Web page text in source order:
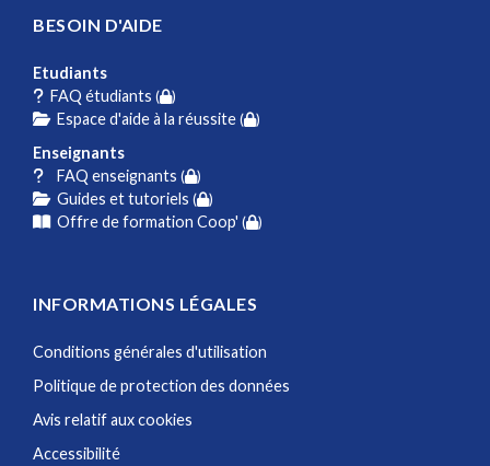
BESOIN D'AIDE
Etudiants
FAQ étudiants ( )
Espace d'aide à la réussite( )
Enseignants
FAQ enseignants ( )
Guides et tutoriels ( )
Offre de formation Coop' ( )
INFORMATIONS LÉGALES
Conditions générales d'utilisation
Politique de protection des données
Avis relatif aux cookies
Accessibilité